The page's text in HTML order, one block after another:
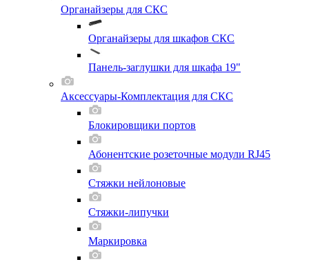
Органайзеры для СКС
Органайзеры для шкафов СКС
Панель-заглушки для шкафа 19"
Аксессуары-Комплектация для СКС
Блокировщики портов
Абонентские розеточные модули RJ45
Стяжки нейлоновые
Стяжки-липучки
Маркировка